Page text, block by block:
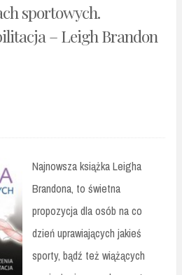
sportowych.
– Leigh Brandon
Najnowsza książka Leigha
Brandona, to świetna
propozycja dla osób na co
dzień uprawiających jakieś
sporty, bądź też wiążących